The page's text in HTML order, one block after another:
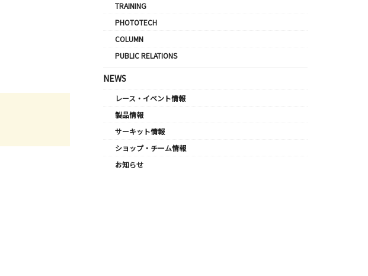
TRAINING
PHOTOTECH
COLUMN
PUBLIC RELATIONS
NEWS
レース・イベント情報
製品情報
サーキット情報
ショップ・チーム情報
お知らせ